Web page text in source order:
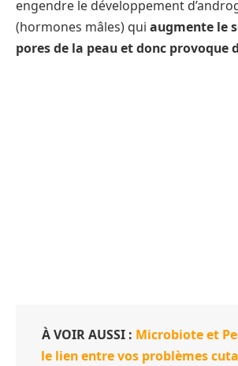
engendre le développement
(hormones mâles) qui augmente le
pores de la peau et donc provoque
À VOIR AUSSI : Microbiote et
le lien entre vos problèmes